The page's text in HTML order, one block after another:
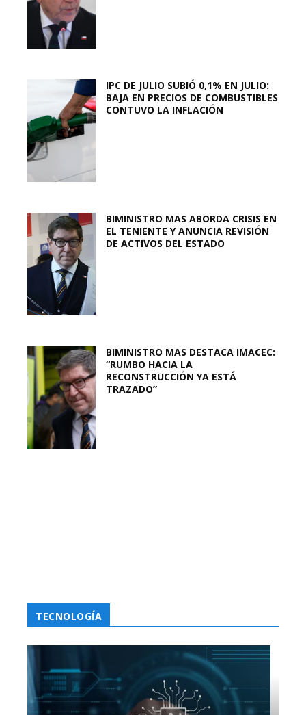
IPC DE JULIO SUBIÓ 0,1% EN JULIO:
BAJA EN PRECIOS DE COMBUSTIBLES
CONTUVO LA INFLACIÓN
BIMINISTRO MAS ABORDA CRISIS EN
EL TENIENTE Y ANUNCIA REVISIÓN
DE ACTIVOS DEL ESTADO
BIMINISTRO MAS DESTACA IMACEC:
“RUMBO HACIA LA
RECONSTRUCCIÓN YA ESTÁ
TRAZADO”
TECNOLOGÍA